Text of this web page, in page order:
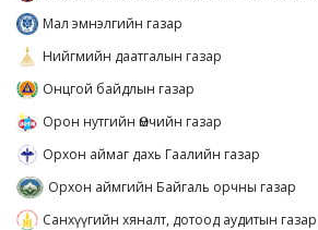
Мал эмнэлгийн газар
Нийгмийн даатгалын газар
Онцгой байдлын газар
Орон нутгийн Өмчийн газар
Орхон аймаг дахь Гаалийн газар
Орхон аймгийн Байгаль орчны газар
Санхүүгийн хяналт, дотоод аудитын газар